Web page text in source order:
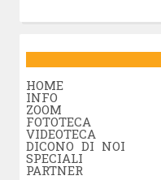
HOME
INFO
ZOOM
FOTOTECA
VIDEOTECA
DICONO DI NOI
SPECIALI
PARTNER